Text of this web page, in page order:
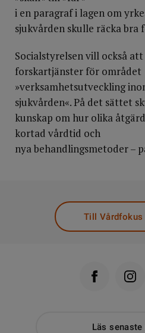
i en paragraf i lagen om
sjukvården skulle räcka bra
Socialstyrelsen vill också
forskartjänster för området
»verksamhetsutveckling
sjukvården«. På det sättet
kunskap om hur olika
kortad vårdtid och
nya behandlingsmetoder –
Till
Läs